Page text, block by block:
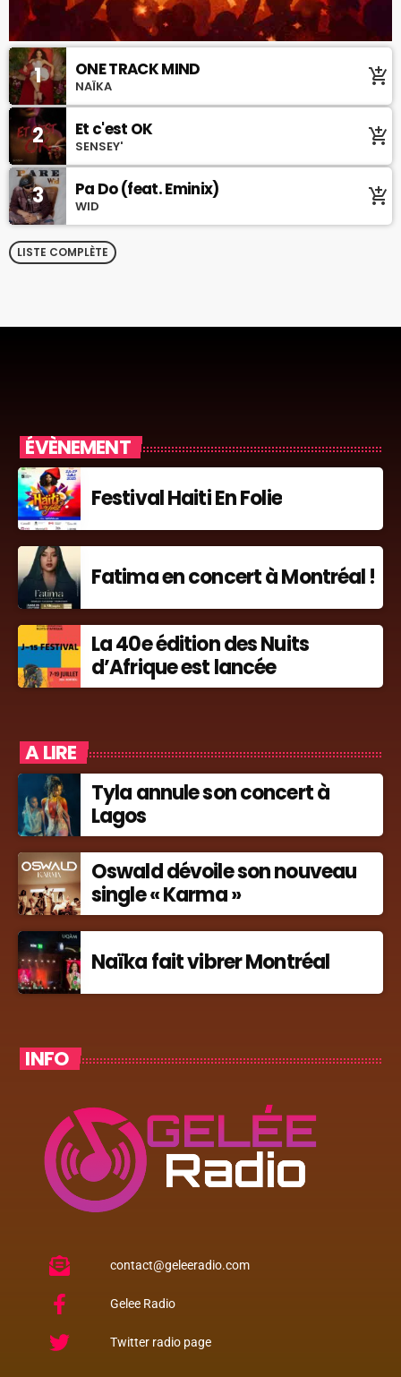
1 ONE TRACK MIND
NAÏKA add_shopping_cart
2 Et c'est OK
SENSEY' add_shopping_cart
3 Pa Do (feat. Eminix)
WID add_shopping_cart
LISTE COMPLÈTE
ÉVÈNEMENT
Festival Haiti En Folie
Fatima en concert à Montréal !
La 40e édition des Nuits
d’Afrique est lancée
A LIRE
Tyla annule son concert à
Lagos
Oswald dévoile son nouveau
single « Karma »
Naïka fait vibrer Montréal
INFO
contact@geleeradio.com
Gelee Radio
Twitter radio page